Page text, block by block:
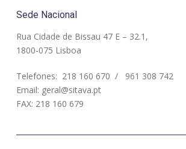
Sede Nacional
Rua Cidade de Bissau 47 E – 32.1,
1800-075 Lisboa
Telefones: 218 160 670 /
961 308 742
Email: geral@sitava.pt
FAX: 218 160 679